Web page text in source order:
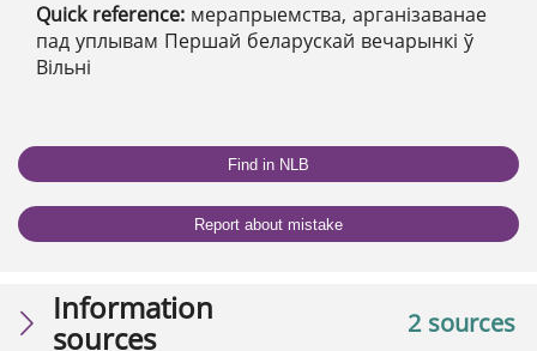
Quick reference: мерапрыемства, арганізаванае
пад уплывам Першай беларускай вечарынкі ў
Вільні
Find in NLB
Report about mistake
2 sources
Information
sources